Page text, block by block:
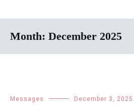
Month: December 2025
Messages December 3, 2025